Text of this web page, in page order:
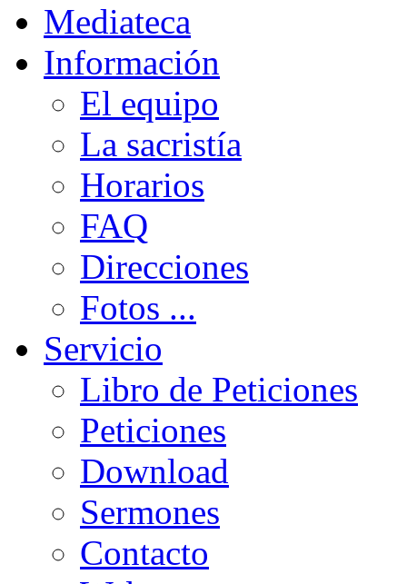
Mediateca
Información
El equipo
La sacristía
Horarios
FAQ
Direcciones
Fotos ...
Servicio
Libro de Peticiones
Peticiones
Download
Sermones
Contacto